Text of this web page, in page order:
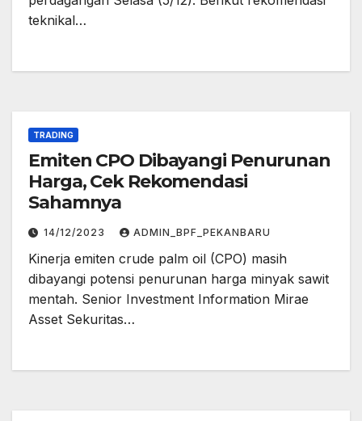
teknikal…
TRADING
Emiten CPO Dibayangi Penurunan
Harga, Cek Rekomendasi
Sahamnya
14/12/2023 ADMIN_BPF_PEKANBARU
Kinerja emiten crude palm oil (CPO) masih
dibayangi potensi penurunan harga minyak sawit
mentah. Senior Investment Information Mirae
Asset Sekuritas…